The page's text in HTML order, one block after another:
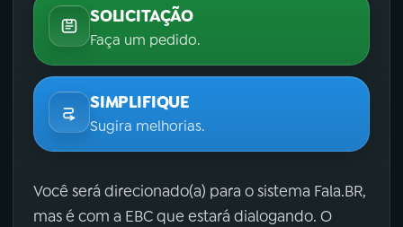
SOLICITAÇÃO
Faça um pedido.
SIMPLIFIQUE
Sugira melhorias.
Você será direcionado(a) para o sistema Fala.BR,
mas é com a EBC que estará dialogando. O